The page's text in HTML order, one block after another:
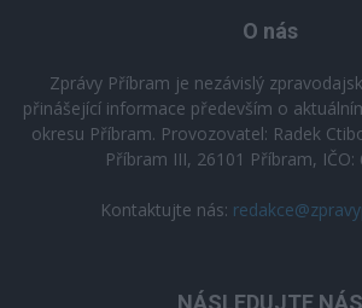
O nás
Zprávy Příbram je nezávislý
přinášející informace především o
okresu Příbram. Provozovatel: Radek
Příbram III, 26101 Příbram, IČO:
Kontaktujte nás:
NÁSLEDUJTE NÁS